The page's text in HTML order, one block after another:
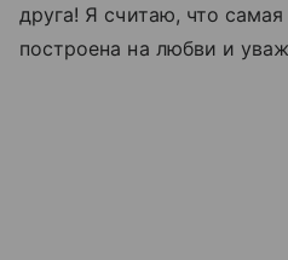
друга! Я считаю, что
построена на любви и